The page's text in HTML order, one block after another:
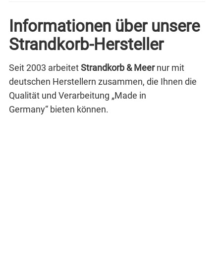
Informationen über unsere
Strandkorb-Hersteller
Seit 2003 arbeitetStrandkorb & Meernur mit
deutschen Herstellern zusammen, die Ihnen die
Qualität und Verarbeitung „Made in
Germany“ bieten können.